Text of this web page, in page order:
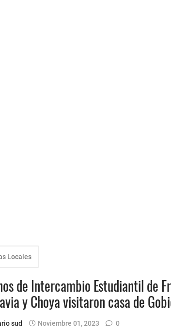
Locales
de Intercambio Estudiantil de
y Choya visitaron casa de
sud Noviembre 01, 2023 0